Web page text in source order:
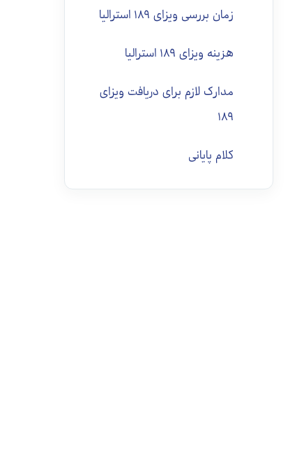
زمان بررسی ویزای ۱۸۹ استرالیا
هزینه ویزای ۱۸۹ استرالیا
مدارک لازم برای دریافت ویزای
۱۸۹
کلام پایانی